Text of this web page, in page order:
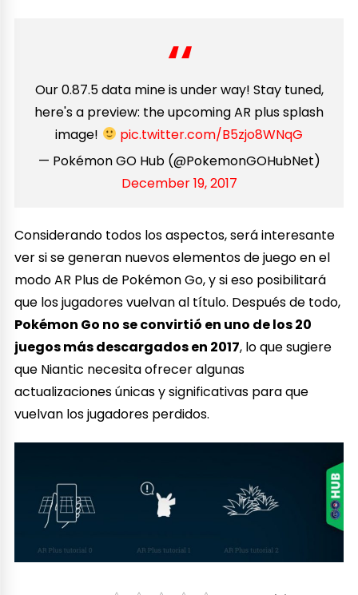
Our 0.87.5 data mine is under way! Stay tuned,
here's a preview: the upcoming AR plus splash
image!
pic.twitter.com/B5zjo8WNqG
— Pokémon GO Hub (@PokemonGOHubNet)
December 19, 2017
Considerando todos los aspectos, será interesante
ver si se generan nuevos elementos de juego en el
modo AR Plus de Pokémon Go, y si eso posibilitará
que los jugadores vuelvan al título. Después de todo,
Pokémon Go no se convirtió en uno de los 20
juegos más descargados en 2017, lo que sugiere
que Niantic necesita ofrecer algunas
actualizaciones únicas y significativas para que
vuelvan los jugadores perdidos.